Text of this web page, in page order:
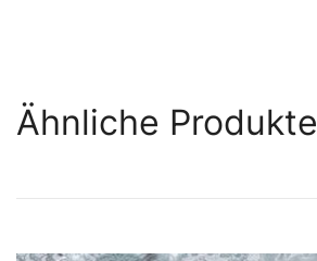
Ähnliche Produkte